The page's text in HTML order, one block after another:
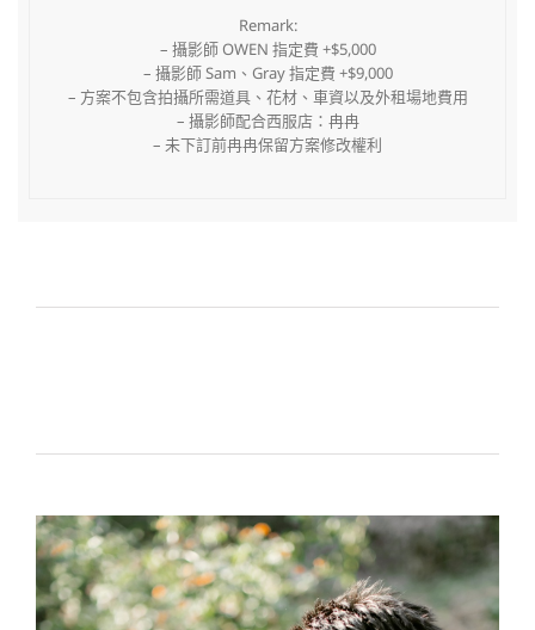
Remark:
– 攝影師 OWEN 指定費 +$5,000
– 攝影師 Sam、Gray 指定費 +$9,000
– 方案不包含拍攝所需道具、花材、車資以及外租場地費用
– 攝影師配合西服店：冉冉
– 未下訂前冉冉保留方案修改權利